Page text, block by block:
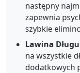
następny
zapewnia
szybkie
Lawina
na wszystkie
dodatkowych